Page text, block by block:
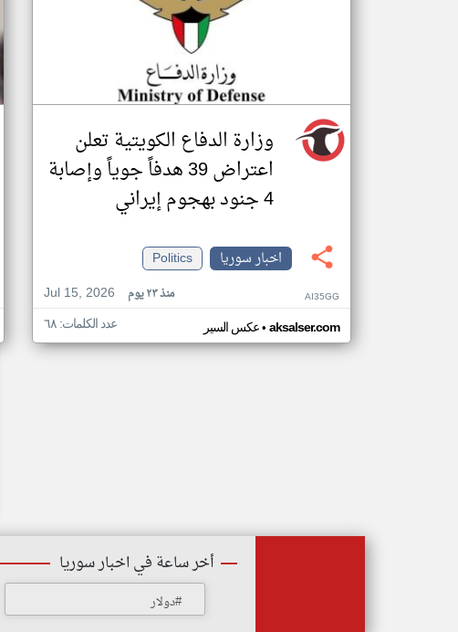
وزارة الدفاع الكويتية تعلن
اعتراض 39 هدفاً جوياً وإصابة
4 جنود بهجوم إيراني
اخبار سوريا
Politics
Jul 15, 2026
منذ ٢٣ يوم AI35GG
عكس السير• aksalser.com عدد الكلمات: ٦٨
أخر ساعة في اخبار سوريا
#دولار